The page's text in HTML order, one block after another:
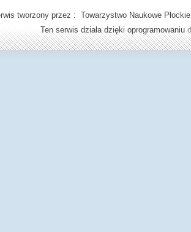
tworzony przez : Towarzystwo Naukowe
Ten serwis działa dzięki oprogramowaniu